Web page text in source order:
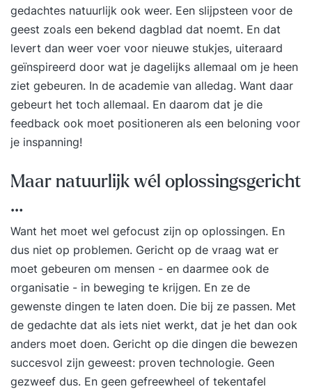
gedachtes natuurlijk ook weer. Een slijpsteen voor de
geest zoals een bekend dagblad dat noemt. En dat
levert dan weer voer voor nieuwe stukjes, uiteraard
geïnspireerd door wat je dagelijks allemaal om je heen
ziet gebeuren. In de academie van alledag. Want daar
gebeurt het toch allemaal. En daarom dat je die
feedback ook moet positioneren als een beloning voor
je inspanning!
Maar natuurlijk wél oplossingsgericht
…
Want het moet wel gefocust zijn op oplossingen. En
dus niet op problemen. Gericht op de vraag wat er
moet gebeuren om mensen - en daarmee ook de
organisatie - in beweging te krijgen. En ze de
gewenste dingen te laten doen. Die bij ze passen. Met
de gedachte dat als iets niet werkt, dat je het dan ook
anders moet doen. Gericht op die dingen die bewezen
succesvol zijn geweest: proven technologie. Geen
gezweef dus. En geen gefreewheel of tekentafel